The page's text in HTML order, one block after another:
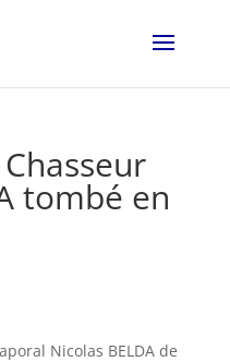
tombé en
Nicolas BELDA de